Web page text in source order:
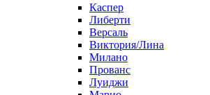
Каспер
Либерти
Версаль
Виктория/Лина
Милано
Прованс
Луиджи